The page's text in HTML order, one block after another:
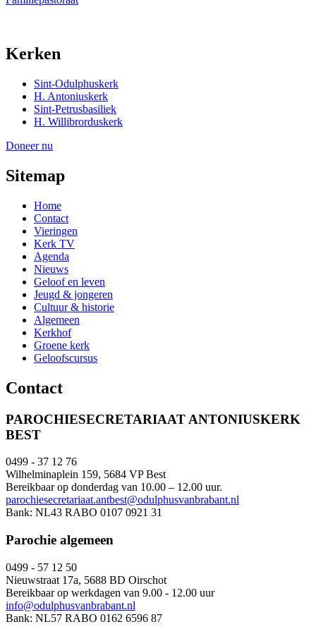
Kerken
Sint-Odulphuskerk
H. Antoniuskerk
Sint-Petrusbasiliek
H. Willibrorduskerk
Doneer nu
Sitemap
Home
Contact
Vieringen
Kerk TV
Agenda
Nieuws
Geloof en leven
Jeugd & jongeren
Cultuur & historie
Algemeen
Kerkhof
Groene kerk
Geloofscursus
Contact
PAROCHIESECRETARIAAT ANTONIUSKERK
BEST
0499 - 37 12 76
Wilhelminaplein 159, 5684 VP Best
Bereikbaar op donderdag van 10.00 – 12.00 uur.
parochiesecretariaat.antbest@odulphusvanbrabant.nl
Bank: NL43 RABO 0107 0921 31
Parochie algemeen
0499 - 57 12 50
Nieuwstraat 17a, 5688 BD Oirschot
Bereikbaar op werkdagen van 9.00 - 12.00 uur
info@odulphusvanbrabant.nl
Bank: NL57 RABO 0162 6596 87